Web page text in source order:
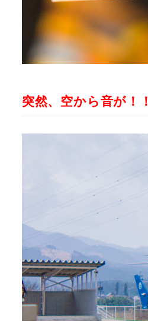
突然、空から音が！！